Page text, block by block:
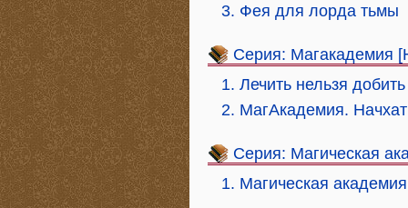
3. Фея для лорда тьмы
Серия: Магакадемия
1. Лечить нельзя добить
2. МагАкадемия.
Серия: Магическая
1. Магическая